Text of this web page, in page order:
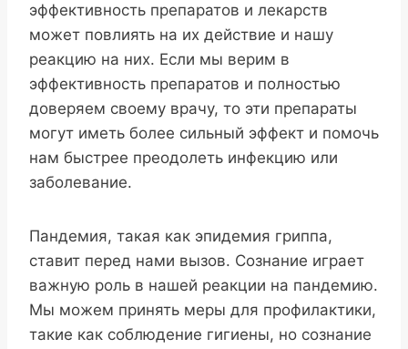
эффективность препаратов и лекарств
может повлиять на их действие и нашу
реакцию на них. Если мы верим в
эффективность препаратов и полностью
доверяем своему врачу, то эти препараты
могут иметь более сильный эффект и помочь
нам быстрее преодолеть инфекцию или
заболевание.
Пандемия, такая как эпидемия гриппа,
ставит перед нами вызов. Сознание играет
важную роль в нашей реакции на пандемию.
Мы можем принять меры для профилактики,
такие как соблюдение гигиены, но сознание